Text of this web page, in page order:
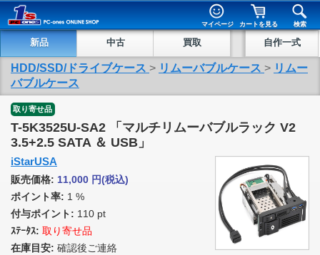
マイページ カートを見る 検索
新品 中古 買取 自作一式
HDD/SSD/ドライブケース > リムーバブルケース > リムー
バブルケース
取り寄せ品
T-5K3525U-SA2 「マルチリムーバブルラック V2
3.5+2.5 SATA ＆ USB」
iStarUSA
販売価格: 11,000 円(税込)
ポイント率: 1 %
付与ポイント: 110 pt
ｽﾃｰﾀｽ: 取り寄せ品
在庫目安: 確認後ご連絡